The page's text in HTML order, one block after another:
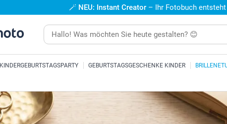
🪄 NEU: Instant Creator – Ihr Fotobuch
KINDERGEBURTSTAGSPARTY GEBURTSTAGSGESCHENKE KINDER